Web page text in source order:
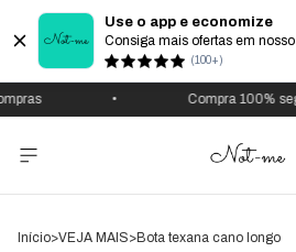
Use o app e economize
Consiga mais ofertas em nosso
(100+)
Compra 100%
Início>VEJA MAIS>Bota texana cano longo